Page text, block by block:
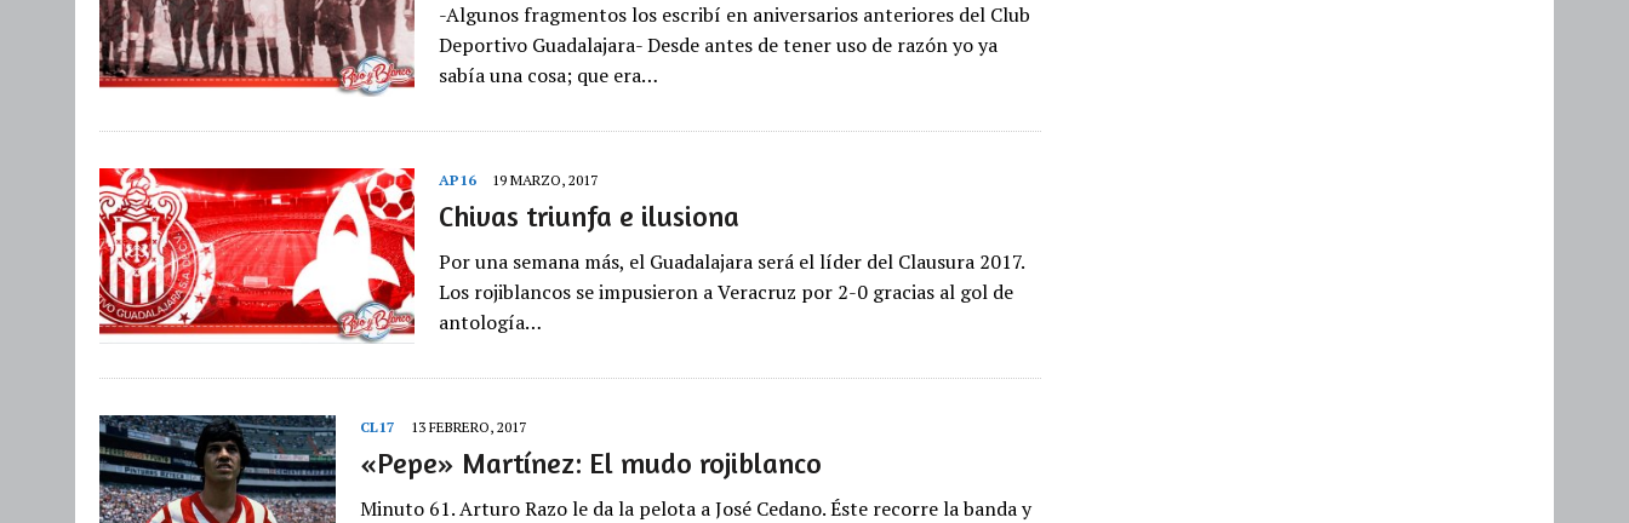
-Algunos fragmentos los escribí en aniversarios anteriores del Club
Deportivo Guadalajara- Desde antes de tener uso de razón yo ya
sabía una cosa; que era…
AP16 19 MARZO, 2017
Chivas triunfa e ilusiona
Por una semana más, el Guadalajara será el líder del Clausura 2017.
Los rojiblancos se impusieron a Veracruz por 2-0 gracias al gol de
antología…
CL17 13 FEBRERO, 2017
«Pepe» Martínez: El mudo rojiblanco
Minuto 61. Arturo Razo le da la pelota a José Cedano. Éste recorre la banda y